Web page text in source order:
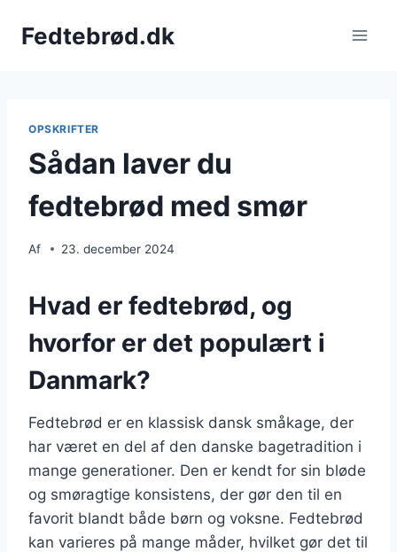
Fedtebrød.dk
OPSKRIFTER
Sådan laver du
fedtebrød med smør
Af 23. december 2024
Hvad er fedtebrød, og
hvorfor er det populært i
Danmark?
Fedtebrød er en klassisk dansk småkage, der
har været en del af den danske bagetradition i
mange generationer. Den er kendt for sin bløde
og smøragtige konsistens, der gør den til en
favorit blandt både børn og voksne. Fedtebrød
kan varieres på mange måder, hvilket gør det til